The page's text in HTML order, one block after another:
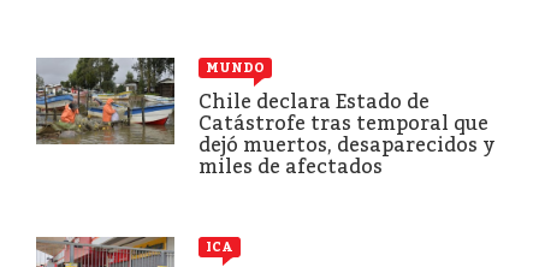
MUNDO
Chile declara Estado de
Catástrofe tras temporal que
dejó muertos, desaparecidos y
miles de afectados
ICA